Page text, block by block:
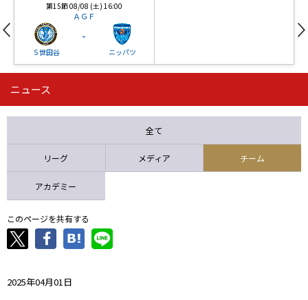
第15節 08/08 (土) 16:00
ＡＧＦ
Ｓ世田谷
-
ニッパツ
第16節 09/05 (土) 15:00
ニッパツ 石人の星
ニュース
全て
リーグ メディア チーム
アカデミー
このページを共有する
2025年04月01日